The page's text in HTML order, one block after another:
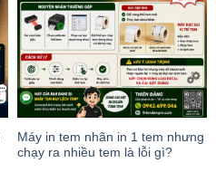
Máy in tem nhãn in 1 tem nhưng
chạy ra nhiều tem là lỗi gì?